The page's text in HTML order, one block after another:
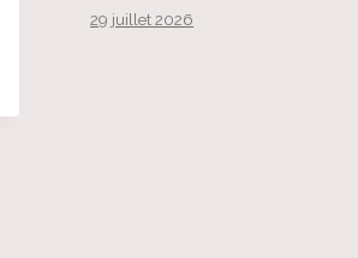
29 juillet 2026